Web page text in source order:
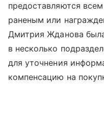
предоставляются
раненым или
Дмитрия Жданова
в несколько
для уточнения
компенсацию на